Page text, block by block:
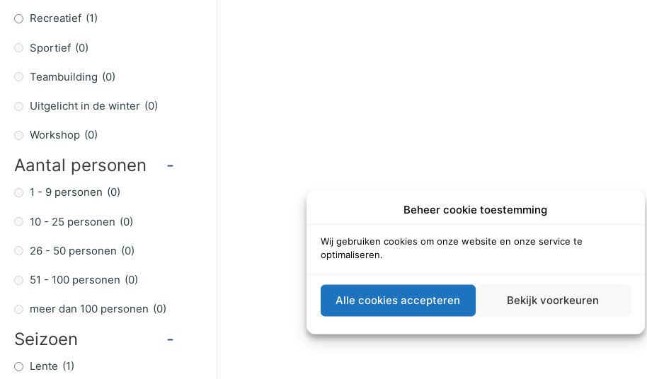
Beheer cookie toestemming
Wij gebruiken cookies om onze website en onze service te
optimaliseren.
Alle cookies accepteren Bekijk voorkeuren
Recreatief (1)
Sportief (0)
Teambuilding (0)
Uitgelicht in de winter (0)
Workshop (0)
Aantal personen -
1 - 9 personen (0)
10 - 25 personen (0)
26 - 50 personen (0)
51 - 100 personen (0)
meer dan 100 personen (0)
Seizoen -
Lente (1)